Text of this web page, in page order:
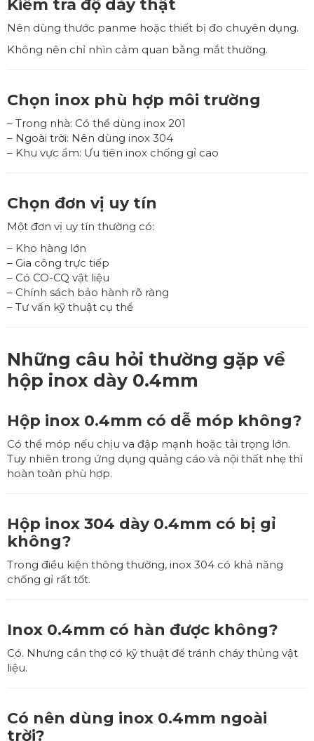
Kiểm tra độ dày thật
Nên dùng thước panme hoặc thiết bị đo chuyên dụng.
Không nên chỉ nhìn cảm quan bằng mắt thường.
Chọn inox phù hợp môi trường
– Trong nhà: Có thể dùng inox 201
– Ngoài trời: Nên dùng inox 304
– Khu vực ẩm: Ưu tiên inox chống gỉ cao
Chọn đơn vị uy tín
Một đơn vị uy tín thường có:
– Kho hàng lớn
– Gia công trực tiếp
– Có CO-CQ vật liệu
– Chính sách bảo hành rõ ràng
– Tư vấn kỹ thuật cụ thể
Những câu hỏi thường gặp về
hộp inox dày 0.4mm
Hộp inox 0.4mm có dễ móp không?
Có thể móp nếu chịu va đập mạnh hoặc tải trọng lớn.
Tuy nhiên trong ứng dụng quảng cáo và nội thất nhẹ thì
hoàn toàn phù hợp.
Hộp inox 304 dày 0.4mm có bị gỉ
không?
Trong điều kiện thông thường, inox 304 có khả năng
chống gỉ rất tốt.
Inox 0.4mm có hàn được không?
Có. Nhưng cần thợ có kỹ thuật để tránh cháy thủng vật
liệu.
Có nên dùng inox 0.4mm ngoài
trời?